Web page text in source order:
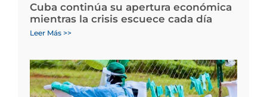
Cuba continúa su apertura económica
mientras la crisis escuece cada día
Leer Más >>